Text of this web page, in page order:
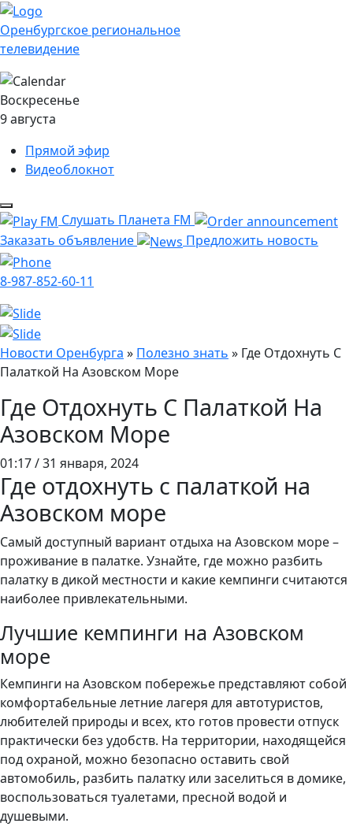
Оренбургское региональное
телевидение
Воскресенье
9 августа
Прямой эфир
Видеоблокнот
Слушать Планета FM
Заказать объявление
Предложить новость
8-987-852-60-11
Новости Оренбурга » Полезно знать » Где Отдохнуть С
Палаткой На Азовском Море
Где Отдохнуть С Палаткой На
Азовском Море
01:17 / 31 января, 2024
Где отдохнуть с палаткой на
Азовском море
Самый доступный вариант отдыха на Азовском море –
проживание в палатке. Узнайте, где можно разбить
палатку в дикой местности и какие кемпинги считаются
наиболее привлекательными.
Лучшие кемпинги на Азовском
море
Кемпинги на Азовском побережье представляют собой
комфортабельные летние лагеря для автотуристов,
любителей природы и всех, кто готов провести отпуск
практически без удобств. На территории, находящейся
под охраной, можно безопасно оставить свой
автомобиль, разбить палатку или заселиться в домике,
воспользоваться туалетами, пресной водой и
душевыми.